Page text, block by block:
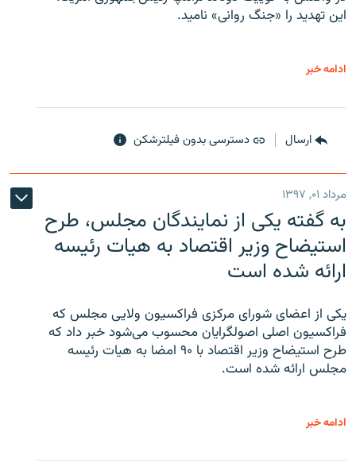
این تهدید را «جنگ روانی» نامید.
ادامه خبر
ارسال دسترسی بدون فیلترشکن
مرداد ۰۱, ۱۳۹۷
به گفته یکی از نمایندگان مجلس، طرح
استیضاح وزیر اقتصاد به هیات رئیسه
ارائه شده است
یکی از اعضای شورای مرکزی فراکسیون ولایی مجلس که
فراکسیون اصلی اصولگرایان محسوب می‌شود خبر داد که
طرح استیضاح وزیر اقتصاد با ۹۰ امضا به هیات رئیسه
مجلس ارائه شده است.
ادامه خبر